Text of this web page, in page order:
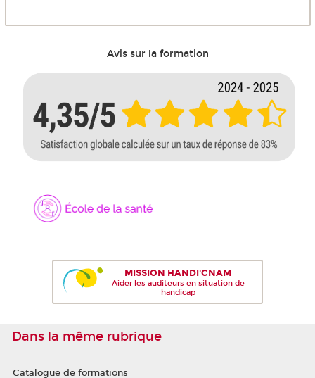
Avis sur la formation
MISSION HANDI'CNAM
Aider les auditeurs en situation de
handicap
Dans la même rubrique
Catalogue de formations